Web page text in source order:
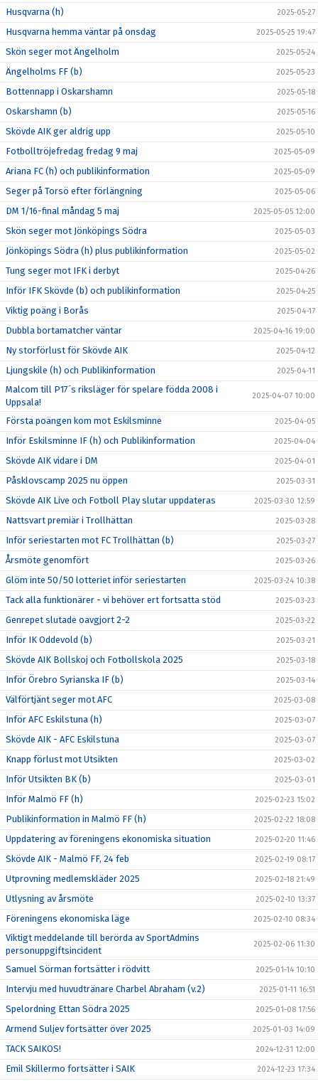
Husqvarna (h) 2025-05-27
Husqvarna hemma väntar på onsdag 2025-05-25 19:47
Skön seger mot Ängelholm 2025-05-24
Ängelholms FF (b) 2025-05-23
Bottennapp i Oskarshamn 2025-05-18
Oskarshamn (b) 2025-05-16
Skövde AIK ger aldrig upp 2025-05-10
Fotbolltröjefredag fredag 9 maj 2025-05-09
Ariana FC (h) och publikinformation 2025-05-09
Seger på Torsö efter förlängning 2025-05-06
DM 1/16-final måndag 5 maj 2025-05-05 12:00
Skön seger mot Jönköpings Södra 2025-05-03
Jönköpings Södra (h) plus publikinformation 2025-05-02
Tung seger mot IFK i derbyt 2025-04-26
Inför IFK Skövde (b) och publikinformation 2025-04-25
Viktig poäng i Borås 2025-04-17
Dubbla bortamatcher väntar 2025-04-16 19:00
Ny storförlust för Skövde AIK 2025-04-12
Ljungskile (h) och Publikinformation 2025-04-11
Malcom till P17´s riksläger för spelare födda 2008 i
Uppsala!
2025-04-07 10:00
Första poängen kom mot Eskilsminne 2025-04-05
Inför Eskilsminne IF (h) och Publikinformation 2025-04-04
Skövde AIK vidare i DM 2025-04-01
Påsklovscamp 2025 nu öppen 2025-03-31
Skövde AIK Live och Fotboll Play slutar uppdateras 2025-03-30 12:59
Nattsvart premiär i Trollhättan 2025-03-28
Inför seriestarten mot FC Trollhättan (b) 2025-03-27
Årsmöte genomfört 2025-03-26
Glöm inte 50/50 lotteriet inför seriestarten 2025-03-24 10:38
Tack alla funktionärer - vi behöver ert fortsatta stöd 2025-03-23
Genrepet slutade oavgjort 2-2 2025-03-22
Inför IK Oddevold (b) 2025-03-21
Skövde AIK Bollskoj och Fotbollskola 2025 2025-03-18
Inför Örebro Syrianska IF (b) 2025-03-14
Välförtjänt seger mot AFC 2025-03-08
Inför AFC Eskilstuna (h) 2025-03-07
Skövde AIK - AFC Eskilstuna 2025-03-07
Knapp förlust mot Utsikten 2025-03-02
Inför Utsikten BK (b) 2025-03-01
Inför Malmö FF (h) 2025-02-23 15:02
Publikinformation in Malmö FF (h) 2025-02-22 18:08
Uppdatering av föreningens ekonomiska situation 2025-02-20 11:46
Skövde AIK - Malmö FF, 24 feb 2025-02-19 08:17
Utprovning medlemskläder 2025 2025-02-18 21:49
Utlysning av årsmöte 2025-02-10 13:37
Föreningens ekonomiska läge 2025-02-10 08:34
Viktigt meddelande till berörda av SportAdmins
personuppgiftsincident
2025-02-06 11:30
Samuel Sörman fortsätter i rödvitt 2025-01-14 10:10
Intervju med huvudtränare Charbel Abraham (v.2) 2025-01-11 16:51
Spelordning Ettan Södra 2025 2025-01-08 17:56
Armend Suljev fortsätter över 2025 2025-01-03 14:09
TACK SAIKOS! 2024-12-31 12:00
Emil Skillermo fortsätter i SAIK 2024-12-23 17:34